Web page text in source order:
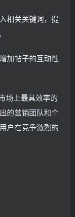
相关关键词，提
加帖子的互动性
场上最具效率的
的营销团队和个
户在竞争激烈的